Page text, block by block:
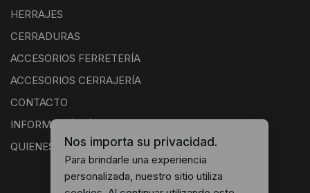
HERRAJES
CERRADURAS
ACCESORIOS FERRETERÍA
ACCESORIOS CERRAJERÍA
CONTACTO
INFORMACIÓN ÚTIL
QUIENES SOMOSNos importa su privacidad.
Para brindarle una experiencia
personalizada, nuestro sitio utiliza